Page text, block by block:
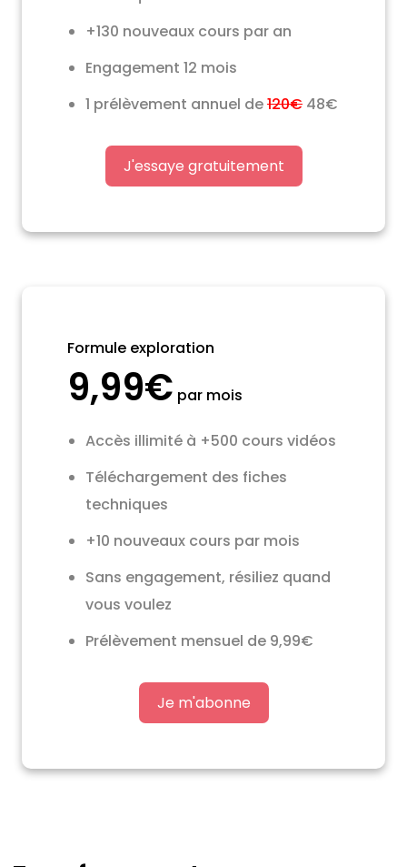
+130 nouveaux cours par an
Engagement 12 mois
1 prélèvement annuel de120€ 48€
J'essaye gratuitement
Formule exploration
9,99€ par mois
Accès illimité à +500 cours vidéos
Téléchargement des fiches
techniques
+10 nouveaux cours par mois
Sans engagement, résiliez quand
vous voulez
Prélèvement mensuel de 9,99€
Je m'abonne